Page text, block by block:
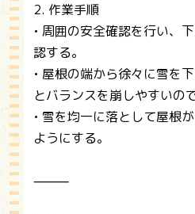
2. 作業手順
• 周囲の安全確認を行い、
認する。
• 屋根の端から徐々に雪を
とバランスを崩しやすいの
• 雪を均一に落として屋根
ようにする。
⸻